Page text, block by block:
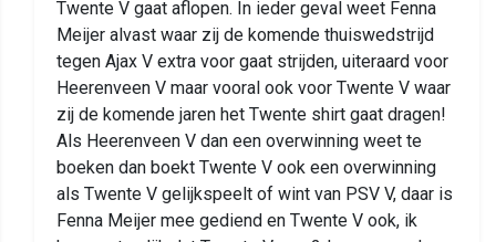
Twente V gaat aflopen. In ieder geval weet Fenna
Meijer alvast waar zij de komende thuiswedstrijd
tegen Ajax V extra voor gaat strijden, uiteraard voor
Heerenveen V maar vooral ook voor Twente V waar
zij de komende jaren het Twente shirt gaat dragen!
Als Heerenveen V dan een overwinning weet te
boeken dan boekt Twente V ook een overwinning
als Twente V gelijkspeelt of wint van PSV V, daar is
Fenna Meijer mee gediend en Twente V ook, ik